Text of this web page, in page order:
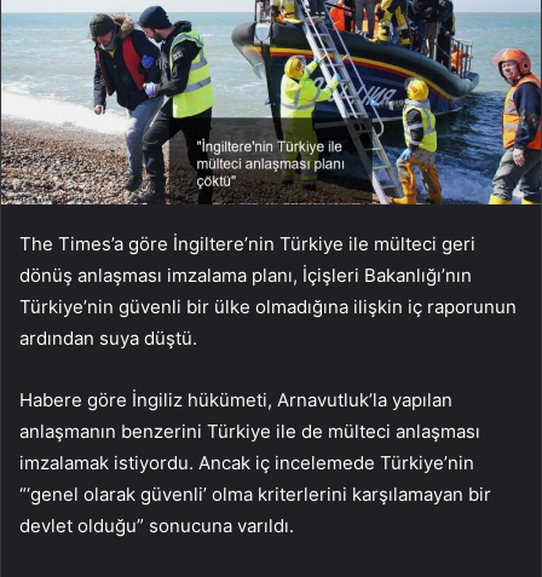
The Times’a göre İngiltere’nin Türkiye ile mülteci geri
dönüş anlaşması imzalama planı, İçişleri Bakanlığı’nın
Türkiye’nin güvenli bir ülke olmadığına ilişkin iç raporunun
ardından suya düştü.
Habere göre İngiliz hükümeti, Arnavutluk’la yapılan
anlaşmanın benzerini Türkiye ile de mülteci anlaşması
imzalamak istiyordu. Ancak iç incelemede Türkiye’nin
“‘genel olarak güvenli’ olma kriterlerini karşılamayan bir
devlet olduğu” sonucuna varıldı.